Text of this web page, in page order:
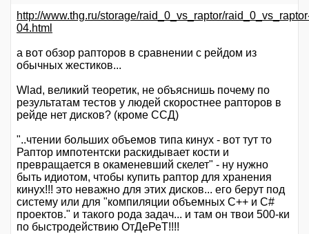
http://www.thg.ru/storage/raid_0_vs_raptor/
04.html
а вот обзор рапторов в сравнении с рейдом из
обычных жестиков...
Wlad, великий теоретик, не объяснишь почему по
результатам тестов у людей скоростнее рапторов в
рейде нет дисков? (кроме ССД)
"..чтении больших объемов типа кинух - вот тут то
Раптор импотентски раскидывает кости и
превращается в окаменевший скелет" - ну нужно
быть идиотом, чтобы купить раптор для хранения
кинух!!! это неважно для этих дисков... его берут под
систему или для "компиляции объемных C++ и C#
проектов." и такого рода задач... и там он твои 500-ки
по быстродействию ОтДеРеТ!!!!